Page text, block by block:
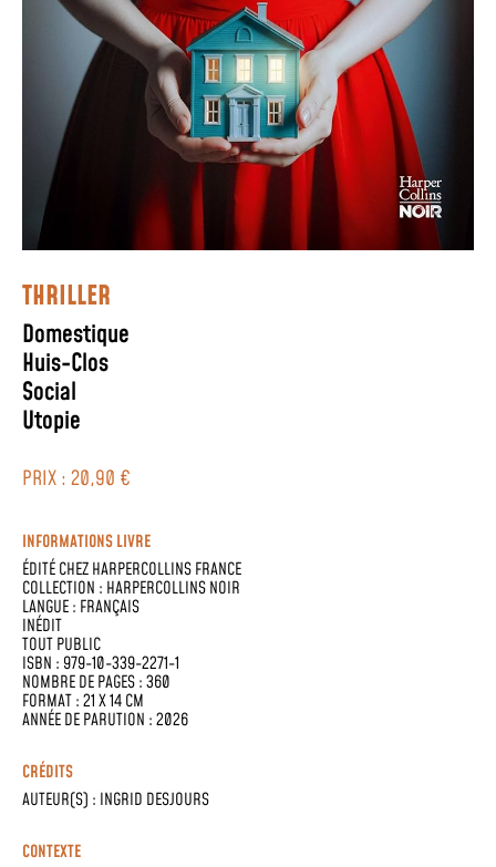
THRILLER
Domestique
Huis-Clos
Social
Utopie
PRIX : 20,90 €
INFORMATIONS LIVRE
ÉDITÉ CHEZHARPERCOLLINS FRANCE
COLLECTION : HARPERCOLLINS NOIR
LANGUE : FRANÇAIS
INÉDIT
TOUT PUBLIC
ISBN : 979-10-339-2271-1
NOMBRE DE PAGES : 360
FORMAT : 21 X 14 CM
ANNÉE DE PARUTION : 2026
CRÉDITS
AUTEUR(S) : INGRID DESJOURS
CONTEXTE